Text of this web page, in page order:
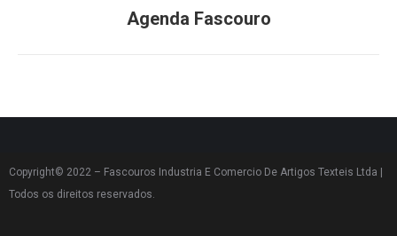
Agenda Fascouro
Copyright© 2022 – Fascouros Industria E Comercio De Artigos Texteis Ltda |
Todos os direitos reservados.